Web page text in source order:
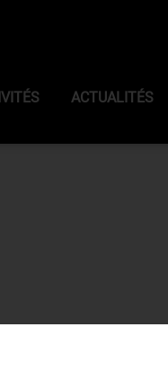
ACTUALITÉS